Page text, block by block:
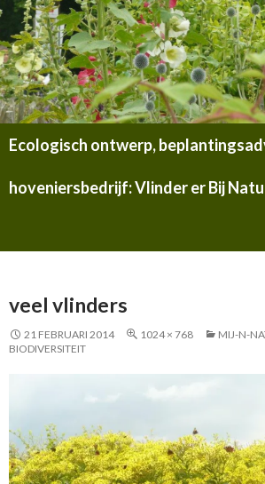
Ecologisch ontwerp,
hoveniersbedrijf: Vlinder er Bij
NAAR
INHOUD
veel vlinders
21 FEBRUARI 2014 1024 × 768
MIJ-N-
BIODIVERSITEIT